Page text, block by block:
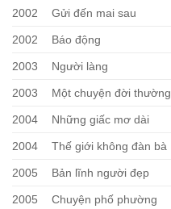
2002 Gửi đến mai sau
2002 Báo động
2003 Người làng
2003 Một chuyện đời thường
2004 Những giấc mơ dài
2004 Thế giới không đàn bà
2005 Bản lĩnh người đẹp
2005 Chuyện phố phường